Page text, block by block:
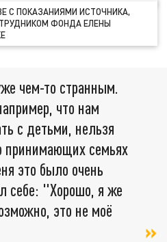
С ПОКАЗАНИЯМИ ИСТОЧНИКА,
ФОНДА ЕЛЕНЫ
чем-то странным.
что нам
с детьми, нельзя
принимающих семьях
это было очень
себе: "Хорошо, я же
это не моё